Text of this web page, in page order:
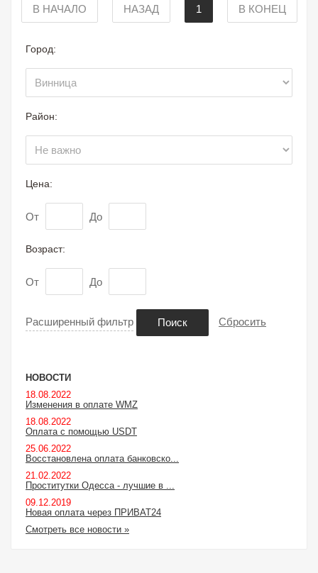
В НАЧАЛО НАЗАД 1 В КОНЕЦ
Город:
Район:
Цена:
От До
Возраст:
От До
Расширенный фильтр Поиск Сбросить
НОВОСТИ
18.08.2022
Изменения в оплате WMZ
18.08.2022
Оплата с помощью USDT
25.06.2022
Восстановлена оплата банковско...
21.02.2022
Проститутки Одесса - лучшие в ...
09.12.2019
Новая оплата через ПРИВАТ24
Смотреть все новости »